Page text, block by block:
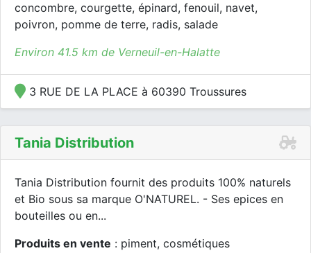
concombre, courgette, épinard, fenouil, navet,
poivron, pomme de terre, radis, salade
Environ 41.5 km de Verneuil-en-Halatte
3 RUE DE LA PLACE à 60390 Troussures
Tania Distribution
Tania Distribution fournit des produits 100% naturels
et Bio sous sa marque O'NATUREL. - Ses epices en
bouteilles ou en...
Produits en vente : piment, cosmétiques